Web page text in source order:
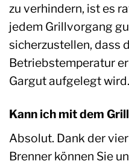
zu verhindern, ist es
jedem Grillvorgang
sicherzustellen, dass
Betriebstemperatur
Gargut aufgelegt wird.
Kann ich mit dem
Absolut. Dank der
Brenner können Sie